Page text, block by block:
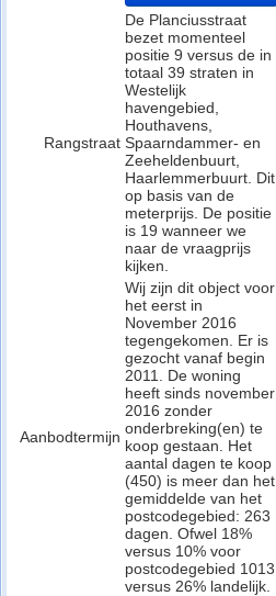
Rangstraat
De Planciusstraat
bezet momenteel
positie 9 versus de in
totaal 39 straten in
Westelijk
havengebied,
Houthavens,
Spaarndammer- en
Zeeheldenbuurt,
Haarlemmerbuurt. Dit
op basis van de
meterprijs. De positie
is 19 wanneer we
naar de vraagprijs
kijken.
Aanbodtermijn
Wij zijn dit object voor
het eerst in
November 2016
tegengekomen. Er is
gezocht vanaf begin
2011. De woning
heeft sinds november
2016 zonder
onderbreking(en) te
koop gestaan. Het
aantal dagen te koop
(450) is meer dan het
gemiddelde van het
postcodegebied: 263
dagen. Ofwel 18%
versus 10% voor
postcodegebied 1013
versus 26% landelijk.